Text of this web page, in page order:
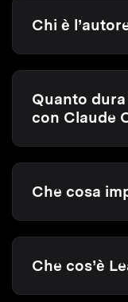
Chi è
Quanto
con Claude
Che cosa
Che cos’è